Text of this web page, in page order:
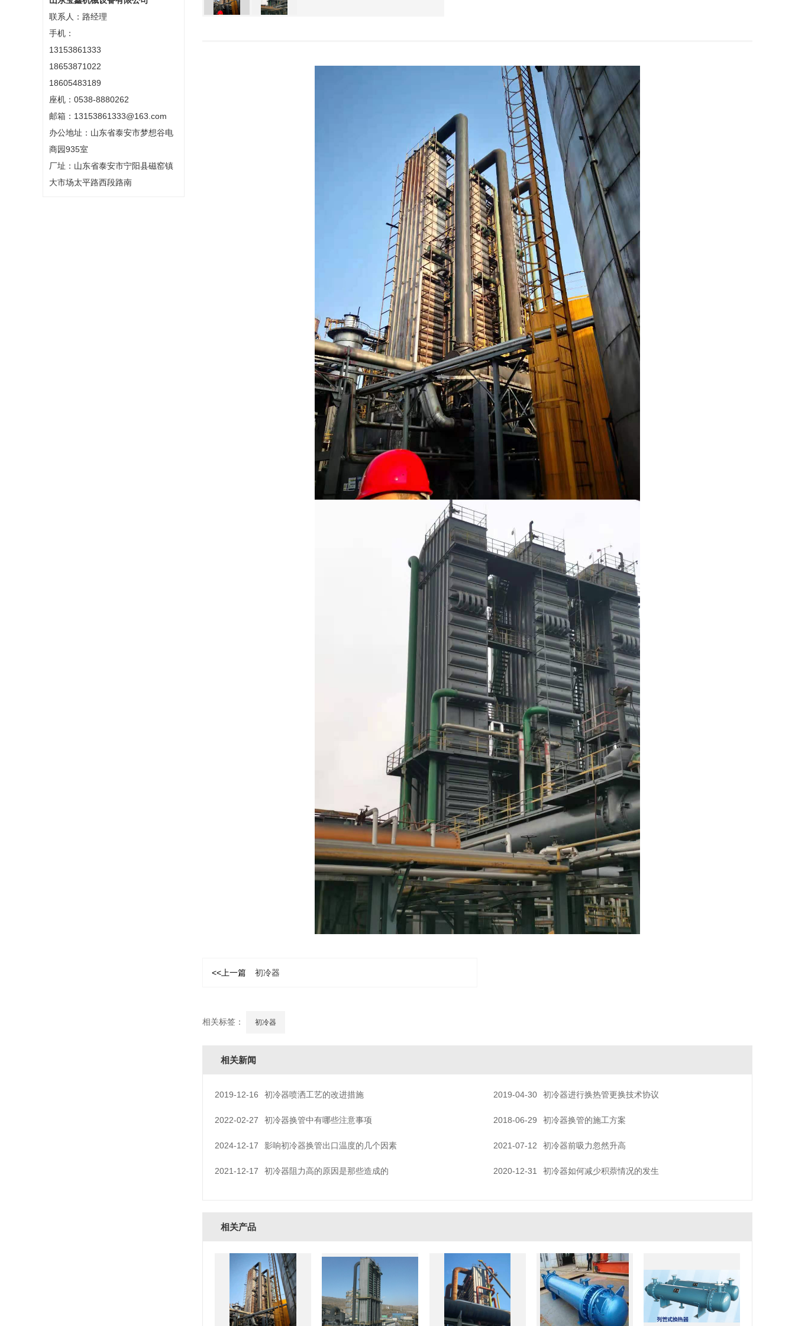
联系人：路经理
手机：
13153861333
18653871022
18605483189
座机：0538-8880262
邮箱：13153861333@163.com
办公地址：山东省泰安市梦想谷电
商园935室
厂址：山东省泰安市宁阳县磁窑镇
大市场太平路西段路南
<<上一篇 初冷器
相关标签： 初冷器
相关新闻
2019-12-16 初冷器喷洒工艺的改进措施 2019-04-30 初冷器进行换热管更换技术协议
2022-02-27 初冷器换管中有哪些注意事项 2018-06-29 初冷器换管的施工方案
2024-12-17 影响初冷器换管出口温度的几个因素 2021-07-12 初冷器前吸力忽然升高
2021-12-17 初冷器阻力高的原因是那些造成的 2020-12-31 初冷器如何减少积萘情况的发生
相关产品